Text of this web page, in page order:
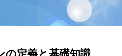
の定義と基礎知識